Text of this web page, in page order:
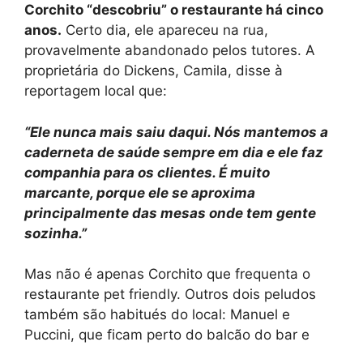
Corchito “descobriu” o restaurante há cinco
anos. Certo dia, ele apareceu na rua,
provavelmente abandonado pelos tutores. A
proprietária do Dickens, Camila, disse à
reportagem local que:
“Ele nunca mais saiu daqui. Nós mantemos a
caderneta de saúde sempre em dia e ele faz
companhia para os clientes. É muito
marcante, porque ele se aproxima
principalmente das mesas onde tem gente
sozinha.”
Mas não é apenas Corchito que frequenta o
restaurante pet friendly. Outros dois peludos
também são habitués do local: Manuel e
Puccini, que ficam perto do balcão do bar e